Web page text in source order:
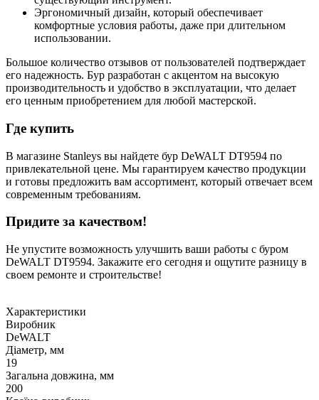
Эргономичный дизайн, который обеспечивает
комфортные условия работы, даже при длительном
использовании.
Большое количество отзывов от пользователей подтверждает
его надежность. Бур разработан с акцентом на высокую
производительность и удобство в эксплуатации, что делает
его ценным приобретением для любой мастерской.
Где купить
В магазине Stanleys вы найдете бур DeWALT DT9594 по
привлекательной цене. Мы гарантируем качество продукции
и готовы предложить вам ассортимент, который отвечает всем
современным требованиям.
Придите за качеством!
Не упустите возможность улучшить ваши работы с буром
DeWALT DT9594. Закажите его сегодня и ощутите разницу в
своем ремонте и строительстве!
Характеристики
Виробник
DeWALT
Діаметр, мм
19
Загальна довжина, мм
200